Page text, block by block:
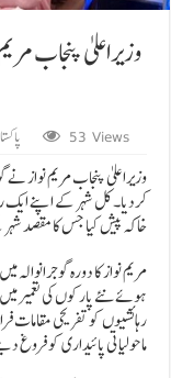
وزیراعلیٰ پنجاب
53 Views
وزیراعلیٰ پنجاب مریم نواز نے
کردیا۔ کل شہر کے اپنے ایک
خاکہ پیش کیا جس کا مقصد شہر
مریم نواز کا دورہ
ہوئے نئے پارکوں کی تعمیر
رہائشیوں کو تفریحی مقامات
ماحولیاتی پائیداری کو